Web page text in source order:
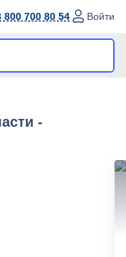
800 700 80 54 Войти
-